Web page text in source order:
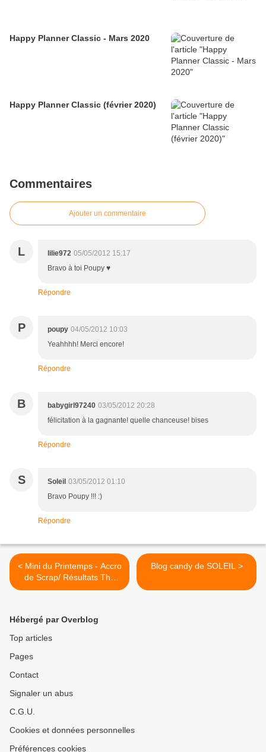
Happy Planner Classic - Mars 2020
Happy Planner Classic (février 2020)
Commentaires
Ajouter un commentaire
L lilie972 05/05/2012 15:17
Bravo à toi Poupy ♥
Répondre
P poupy 04/05/2012 10:03
Yeahhhh! Merci encore!
Répondre
B babygirl97240 03/05/2012 20:28
félicitation à la gagnante! quelle chanceuse! bises
Répondre
S Soleil 03/05/2012 01:10
Bravo Poupy !!! :)
Répondre
< Mini du Printemps - Accro
de Scrap/ Résultats The
Altered Alice
Blog candy de SOLEIL >
Hébergé par Overblog
Top articles
Pages
Contact
Signaler un abus
C.G.U.
Cookies et données personnelles
Préférences cookies